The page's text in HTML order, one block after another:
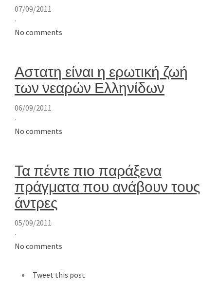
07/09/2011
·
No comments
Αστατη είναι η ερωτική ζωή
των νεαρών Ελληνίδων
06/09/2011
·
No comments
Τα πέντε πιο παράξενα
πράγματα που ανάβουν τους
άντρες
05/09/2011
·
No comments
Tweet this post